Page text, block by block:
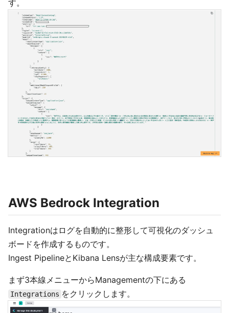
す。
AWS Bedrock Integration
Integrationはログを自動的に整形して可視化のダッシュ
ボードを作成するものです。
Ingest PipelineとKibana Lensが主な構成要素です。
まず3本線メニューからManagementの下にある
Integrations をクリックします。